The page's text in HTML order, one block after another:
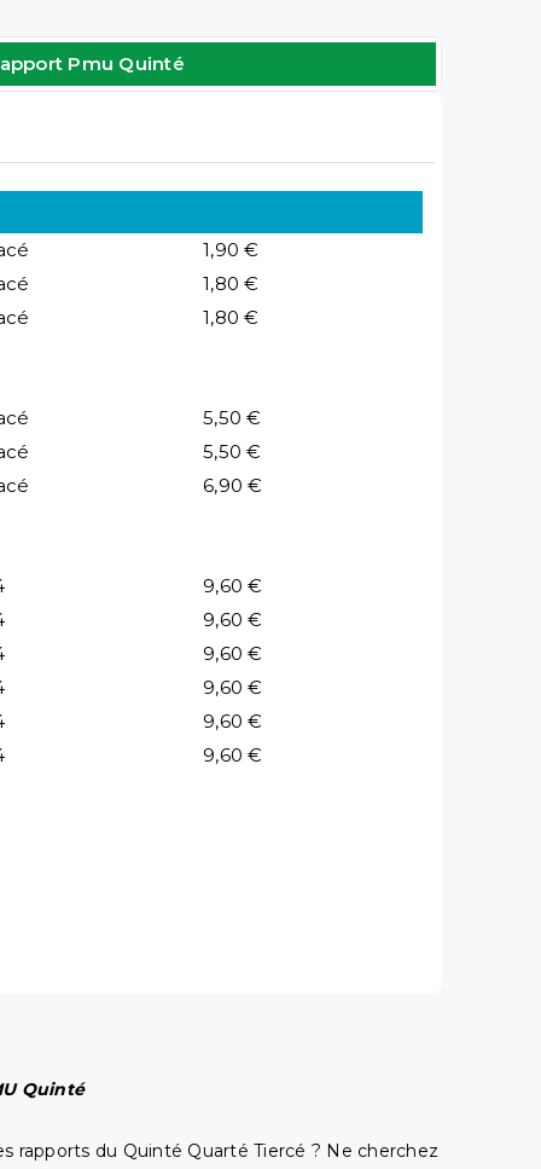
Pmu Quinté
1,90 €
1,80 €
1,80 €
5,50 €
5,50 €
6,90 €
9,60 €
9,60 €
9,60 €
9,60 €
9,60 €
9,60 €
Quinté
rapports du Quinté Quarté Tiercé ? Ne cherchez